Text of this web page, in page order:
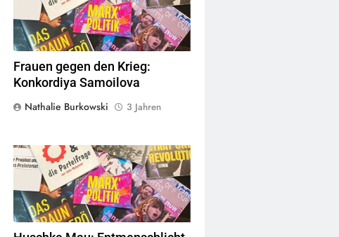
Frauen gegen den Krieg:
Konkordiya Samoilova
Nathalie Burkowski
3 Jahren
© linkswende.org,CC-BY-SA-1.0